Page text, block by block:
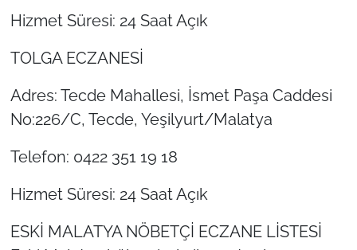
Hizmet Süresi: 24 Saat Açık
TOLGA ECZANESİ
Adres: Tecde Mahallesi, İsmet Paşa Caddesi
No:226/C, Tecde, Yeşilyurt/Malatya
Telefon: 0422 351 19 18
Hizmet Süresi: 24 Saat Açık
ESKİ MALATYA NÖBETÇİ ECZANE LİSTESİ